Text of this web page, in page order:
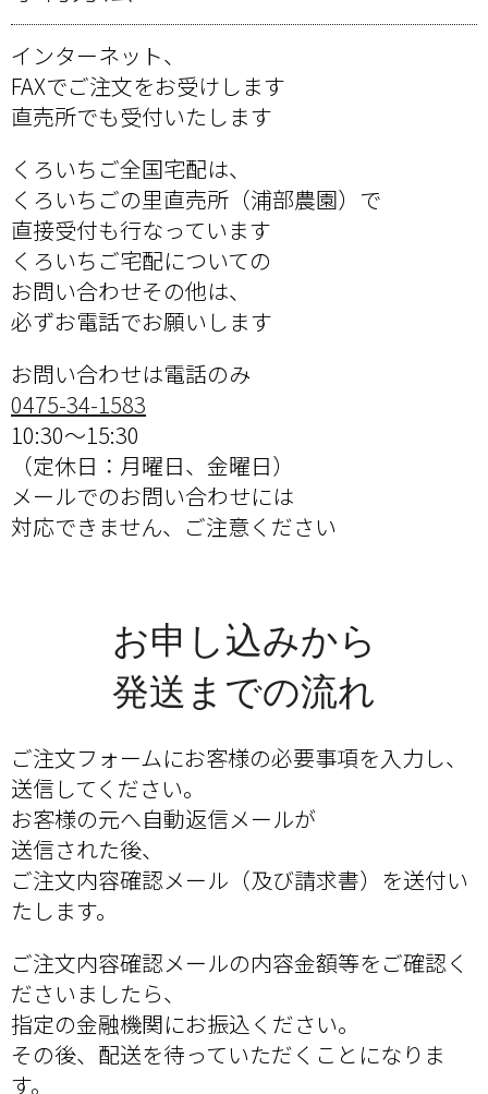
インターネット、
FAXでご注文をお受けします
直売所でも受付いたします
くろいちご全国宅配は、
くろいちごの里直売所（浦部農園）で
直接受付も行なっています
くろいちご宅配についての
お問い合わせその他は、
必ずお電話でお願いします
お問い合わせは電話のみ
0475-34-1583
10:30～15:30
（定休日：月曜日、金曜日）
メールでのお問い合わせには
対応できません、ご注意ください
お申し込みから
発送までの流れ
ご注文フォームにお客様の必要事項を入力し、
送信してください。
お客様の元へ自動返信メールが
送信された後、
ご注文内容確認メール（及び請求書）を送付い
たします。
ご注文内容確認メールの内容金額等をご確認く
ださいましたら、
指定の金融機関にお振込ください。
その後、配送を待っていただくことになりま
す。